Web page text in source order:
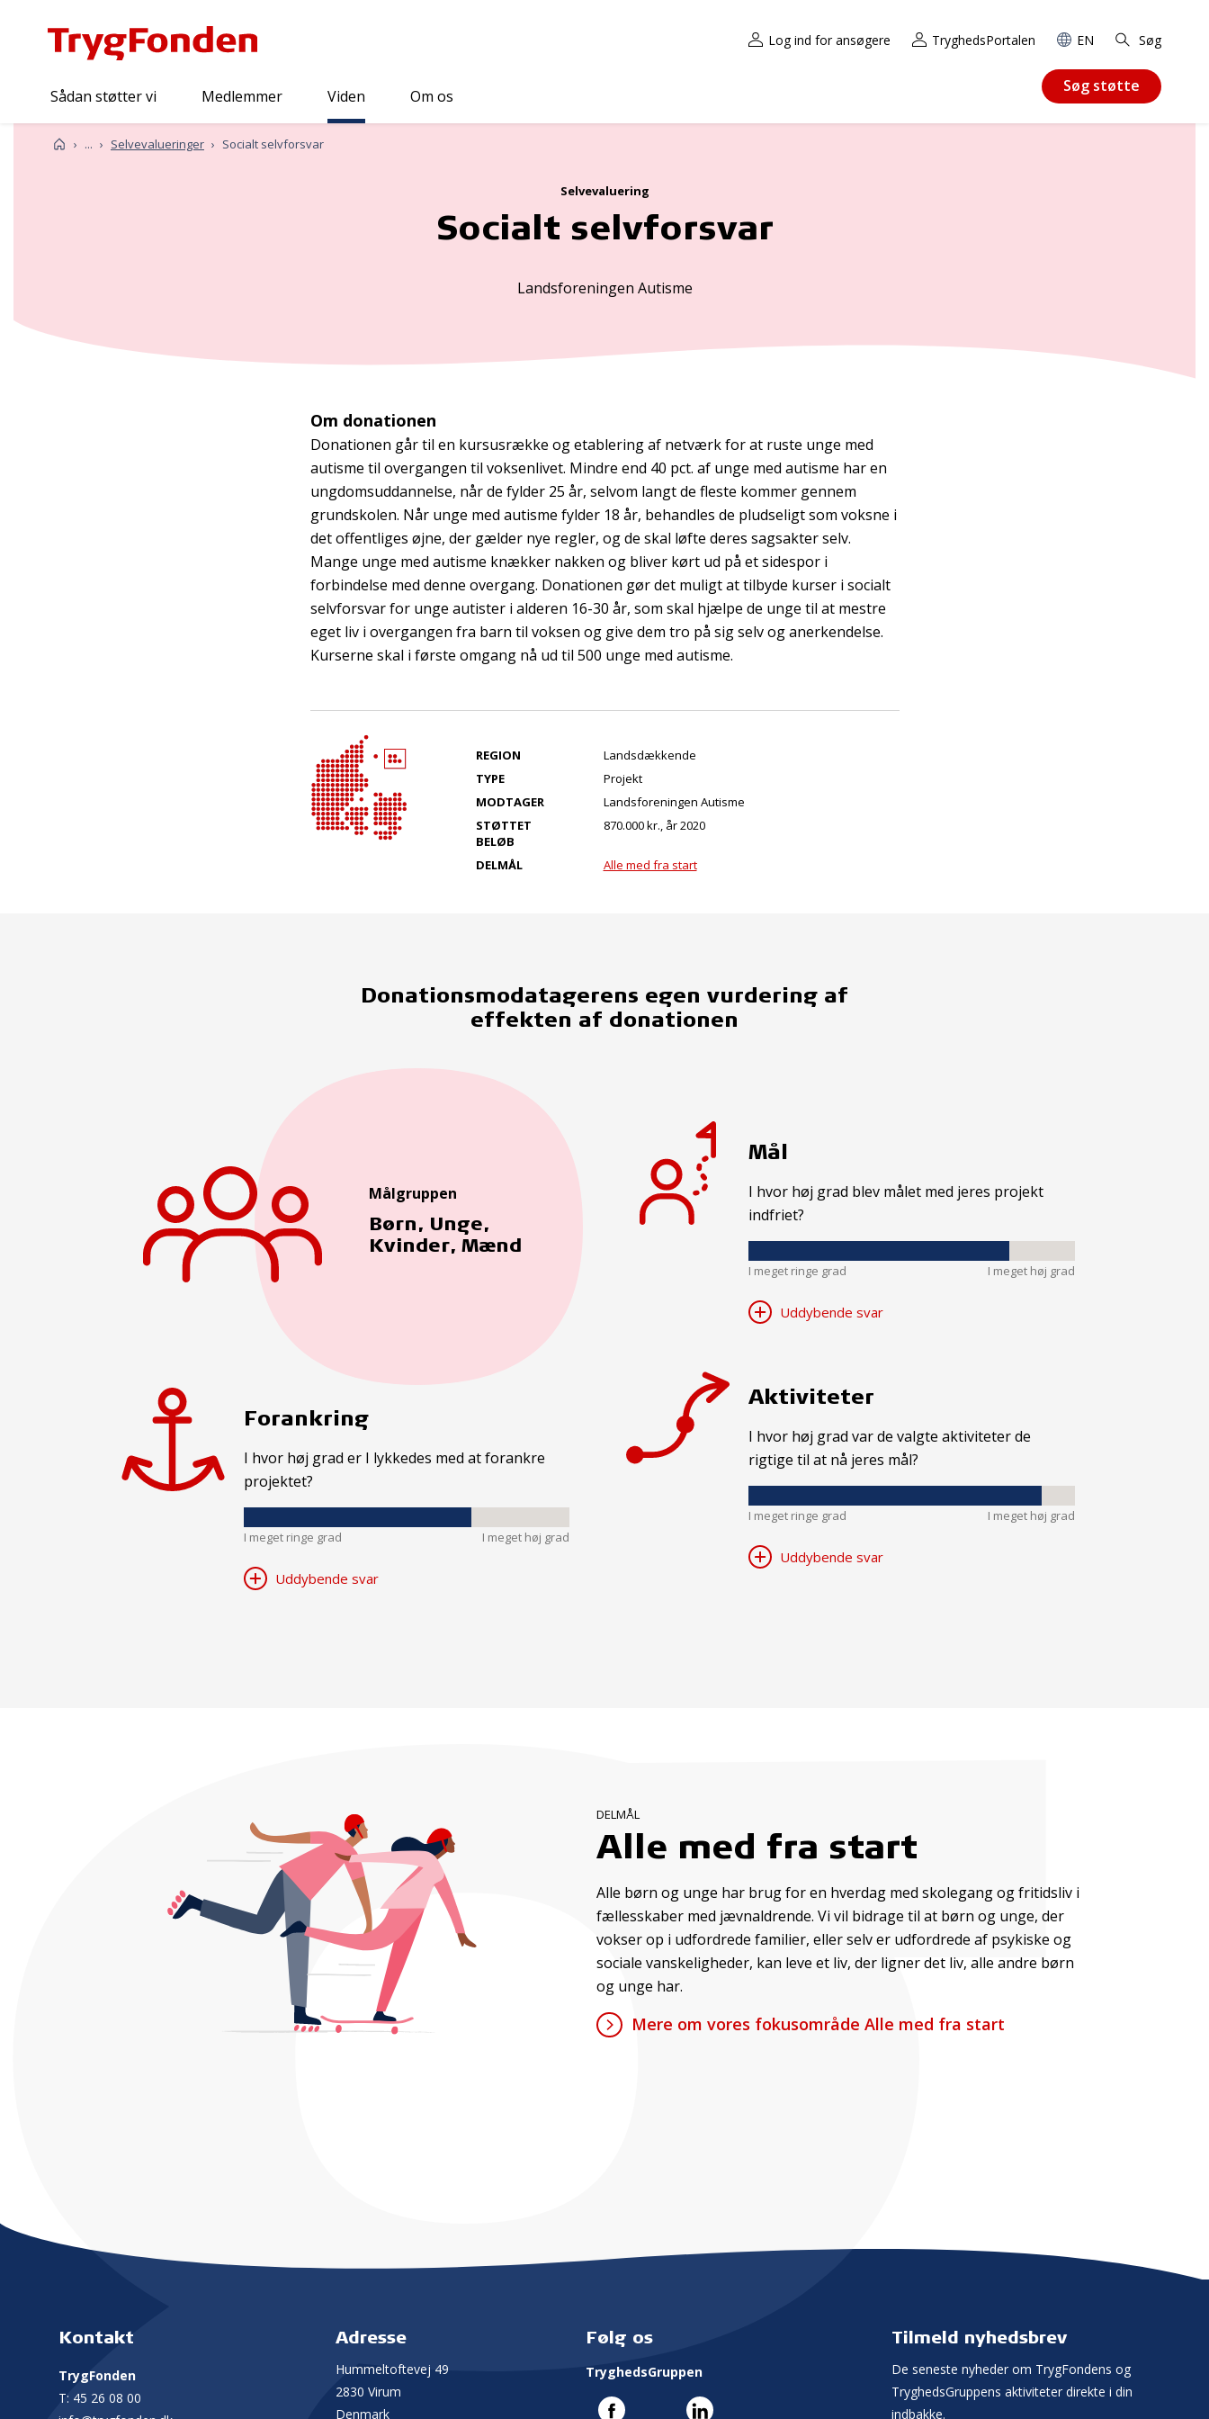
Log ind for ansøgere TryghedsPortalen EN Søg
Sådan støtter vi Medlemmer Viden Om os
Søg støtte
Forside
...
Viden Selvevalueringer Socialt selvforsvar
Selvevaluering
Socialt selvforsvar
Landsforeningen Autisme
Om donationen
Donationen går til en kursusrække og etablering af netværk for at ruste unge med
autisme til overgangen til voksenlivet. Mindre end 40 pct. af unge med autisme har en
ungdomsuddannelse, når de fylder 25 år, selvom langt de fleste kommer gennem
grundskolen. Når unge med autisme fylder 18 år, behandles de pludseligt som voksne i
det offentliges øjne, der gælder nye regler, og de skal løfte deres sagsakter selv.
Mange unge med autisme knækker nakken og bliver kørt ud på et sidespor i
forbindelse med denne overgang. Donationen gør det muligt at tilbyde kurser i socialt
selvforsvar for unge autister i alderen 16-30 år, som skal hjælpe de unge til at mestre
eget liv i overgangen fra barn til voksen og give dem tro på sig selv og anerkendelse.
Kurserne skal i første omgang nå ud til 500 unge med autisme.
REGION
Landsdækkende
TYPE
Projekt
MODTAGER
Landsforeningen Autisme
STØTTET
BELØB
870.000 kr., år 2020
DELMÅL Alle med fra start
Donationsmodatagerens egen vurdering af
effekten af donationen
Målgruppen
Børn, Unge,
Kvinder, Mænd
Forankring
I hvor høj grad er I lykkedes med at forankre
projektet?
I meget ringe grad I meget høj grad
Uddybende svar
Mål
I hvor høj grad blev målet med jeres projekt
indfriet?
I meget ringe grad I meget høj grad
Uddybende svar
Aktiviteter
I hvor høj grad var de valgte aktiviteter de
rigtige til at nå jeres mål?
I meget ringe grad I meget høj grad
Uddybende svar
DELMÅL
Alle med fra start
Alle børn og unge har brug for en hverdag med skolegang og fritidsliv i
fællesskaber med jævnaldrende. Vi vil bidrage til at børn og unge, der
vokser op i udfordrede familier, eller selv er udfordrede af psykiske og
sociale vanskeligheder, kan leve et liv, der ligner det liv, alle andre børn
og unge har.
Mere om vores fokusområde Alle med fra start
Tilmeld nyhedsbrev
De seneste nyheder om TrygFondens og
TryghedsGruppens aktiviteter direkte i din
indbakke.
Kontakt
TrygFonden
T: 45 26 08 00
Adresse
Hummeltoftevej 49
2830 Virum
Denmark
Følg os
TryghedsGruppen